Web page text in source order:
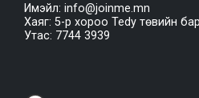
Имэйл: info@joinme.mn
Хаяг: 5-р хороо Tedy төвийн
Утас: 7744 3939